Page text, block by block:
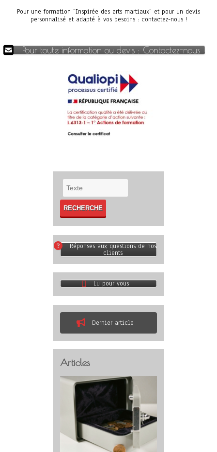
Pour une formation "Inspirée des arts martiaux" et pour un devis
personnalisé et adapté à vos besoins : contactez-nous !
Pour toute information ou devis : Contactez-nous !
Réponses aux questions de nos
clients
Lu pour vous
Dernier article
Articles